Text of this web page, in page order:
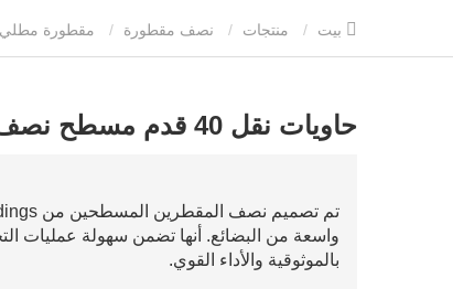
منتجات نصف مقطورة مقطورة مطلي
حاويات نقل 40 قدم مسطح نصف مقطورة
واسعة من البضائع. أنها تضمن سهولة عمليات
بالموثوقية والأداء القوي.